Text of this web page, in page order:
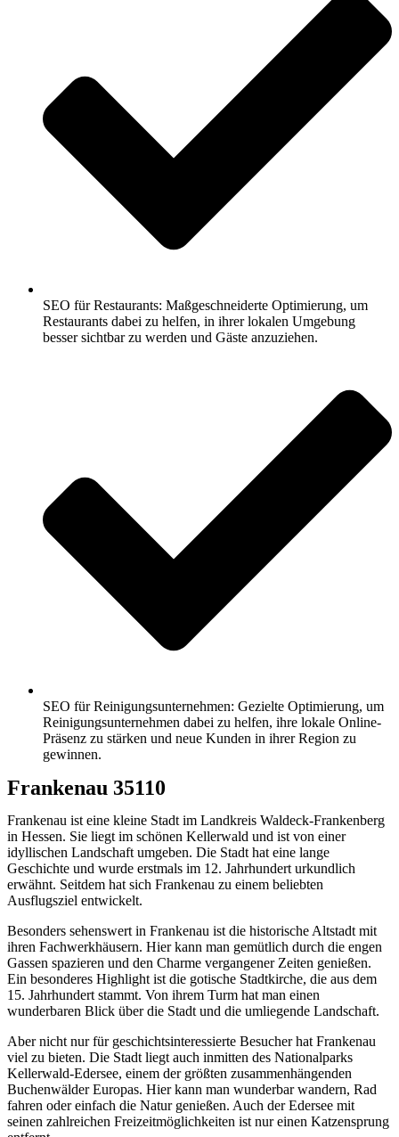
SEO für Restaurants: Maßgeschneiderte Optimierung, um
Restaurants dabei zu helfen, in ihrer lokalen Umgebung
besser sichtbar zu werden und Gäste anzuziehen.
SEO für Reinigungsunternehmen: Gezielte Optimierung, um
Reinigungsunternehmen dabei zu helfen, ihre lokale Online-
Präsenz zu stärken und neue Kunden in ihrer Region zu
gewinnen.
Frankenau 35110
Frankenau ist eine kleine Stadt im Landkreis Waldeck-Frankenberg
in Hessen. Sie liegt im schönen Kellerwald und ist von einer
idyllischen Landschaft umgeben. Die Stadt hat eine lange
Geschichte und wurde erstmals im 12. Jahrhundert urkundlich
erwähnt. Seitdem hat sich Frankenau zu einem beliebten
Ausflugsziel entwickelt.
Besonders sehenswert in Frankenau ist die historische Altstadt mit
ihren Fachwerkhäusern. Hier kann man gemütlich durch die engen
Gassen spazieren und den Charme vergangener Zeiten genießen.
Ein besonderes Highlight ist die gotische Stadtkirche, die aus dem
15. Jahrhundert stammt. Von ihrem Turm hat man einen
wunderbaren Blick über die Stadt und die umliegende Landschaft.
Aber nicht nur für geschichtsinteressierte Besucher hat Frankenau
viel zu bieten. Die Stadt liegt auch inmitten des Nationalparks
Kellerwald-Edersee, einem der größten zusammenhängenden
Buchenwälder Europas. Hier kann man wunderbar wandern, Rad
fahren oder einfach die Natur genießen. Auch der Edersee mit
seinen zahlreichen Freizeitmöglichkeiten ist nur einen Katzensprung